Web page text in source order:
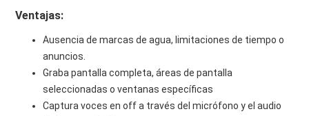
Ventajas:
Ausencia de marcas de agua, limitaciones de tiempo o
anuncios.
Graba pantalla completa, áreas de pantalla
seleccionadas o ventanas específicas
Captura voces en off a través del micrófono y el audio